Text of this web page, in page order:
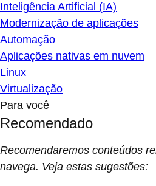
Inteligência Artificial (IA)
Modernização de aplicações
Automação
Aplicações nativas em nuvem
Linux
Virtualização
Para você
Recomendado
Recomendaremos conteúdos
navega. Veja estas sugestões: